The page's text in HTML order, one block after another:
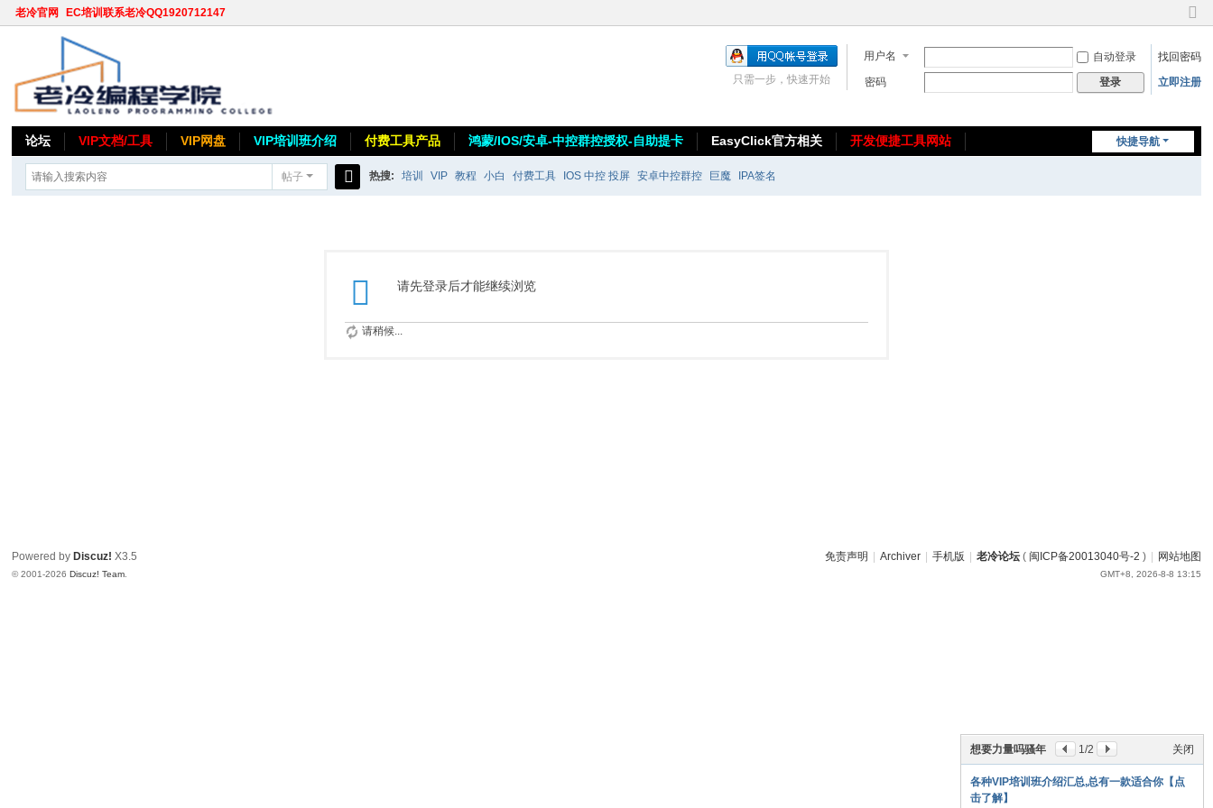
老冷官网 EC培训联系老冷QQ1920712147
切
到
窄
用户名 自动登录
找回密码
密码
登录 立即注册
只需一步，快速开始
快捷导航
论坛 VIP文档/工具 VIP网盘 VIP培训班介绍 付费工具产品 鸿蒙/IOS/安卓-中控群控授权-自助提卡 EasyClick官方相关
开发便捷工具网站
帖子 热搜: 培训 VIP 教程 小白 付费工具 IOS 中控 投屏 安卓中控群控 巨魔 IPA签名
请先登录后才能继续浏览
请稍候...
关闭
想要力量吗骚年 1/2
各种VIP培训班介绍汇总,总有一款适合你【点
击了解】
免责声明 Archiver 手机版 老冷论坛( 闽ICP备20013040号-2 ) 网站地图
GMT+8, 2026-8-8 13:15
Powered by Discuz! X3.5
© 2001-2026Discuz! Team